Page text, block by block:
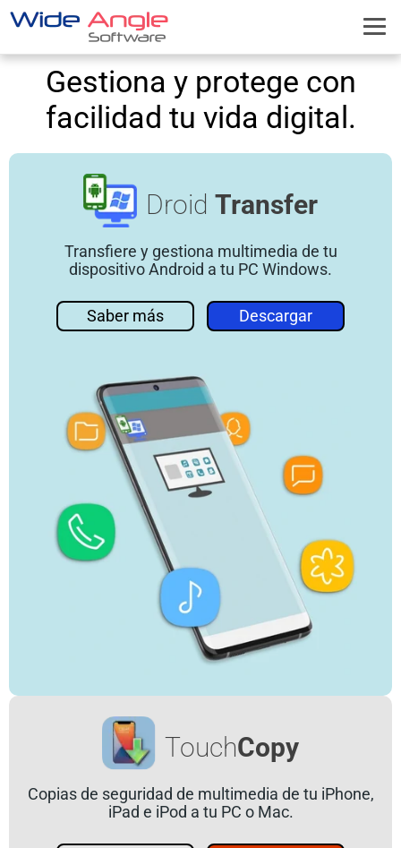
Gestiona y protege con
facilidad tu vida digital.
Droid Transfer
Transfiere y gestiona multimedia de tu
dispositivo Android a tu PC Windows.
Saber más Descargar
TouchCopy
Copias de seguridad de multimedia de tu iPhone,
iPad e iPod a tu PC o Mac.